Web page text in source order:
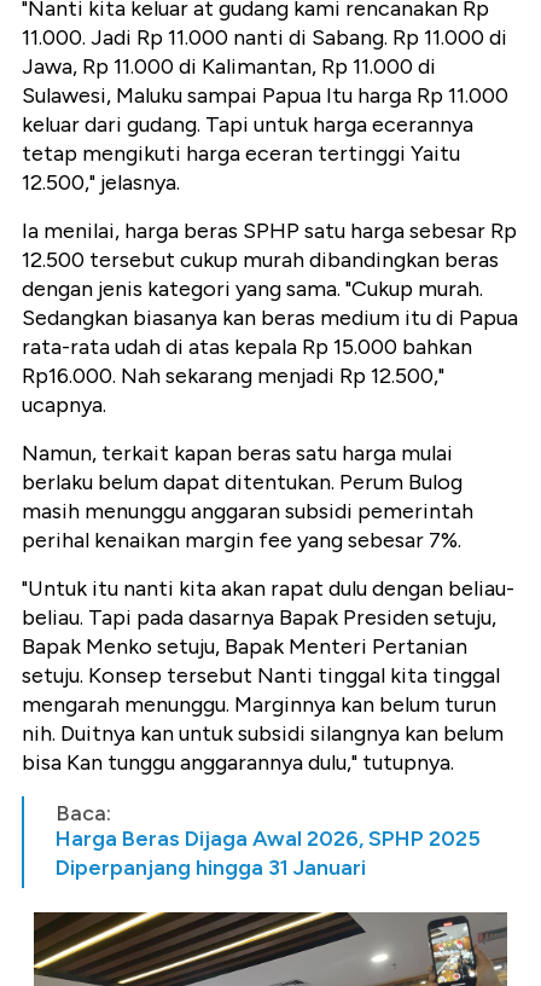
"Nanti kita keluar at gudang kami rencanakan Rp
11.000. Jadi Rp 11.000 nanti di Sabang. Rp 11.000 di
Jawa, Rp 11.000 di Kalimantan, Rp 11.000 di
Sulawesi, Maluku sampai Papua Itu harga Rp 11.000
keluar dari gudang. Tapi untuk harga ecerannya
tetap mengikuti harga eceran tertinggi Yaitu
12.500," jelasnya.
Ia menilai, harga beras SPHP satu harga sebesar Rp
12.500 tersebut cukup murah dibandingkan beras
dengan jenis kategori yang sama. "Cukup murah.
Sedangkan biasanya kan beras medium itu di Papua
rata-rata udah di atas kepala Rp 15.000 bahkan
Rp16.000. Nah sekarang menjadi Rp 12.500,"
ucapnya.
Namun, terkait kapan beras satu harga mulai
berlaku belum dapat ditentukan. Perum Bulog
masih menunggu anggaran subsidi pemerintah
perihal kenaikan margin fee yang sebesar 7%.
"Untuk itu nanti kita akan rapat dulu dengan beliau-
beliau. Tapi pada dasarnya Bapak Presiden setuju,
Bapak Menko setuju, Bapak Menteri Pertanian
setuju. Konsep tersebut Nanti tinggal kita tinggal
mengarah menunggu. Marginnya kan belum turun
nih. Duitnya kan untuk subsidi silangnya kan belum
bisa Kan tunggu anggarannya dulu," tutupnya.
Baca:
Harga Beras Dijaga Awal 2026, SPHP 2025
Diperpanjang hingga 31 Januari